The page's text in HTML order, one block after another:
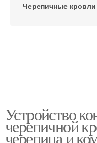
Черепичные кровли
Устройство
черепичной
черепица и